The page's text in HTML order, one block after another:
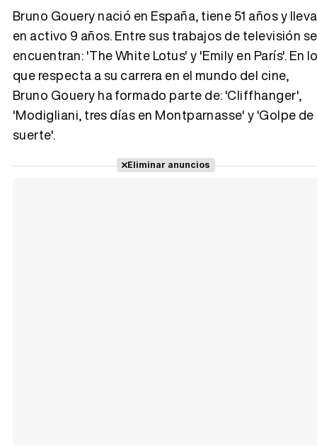
Tráiler 'Vida perra' (2026)
Bruno Gouery nació en España, tiene 51 años y lleva
en activo 9 años. Entre sus trabajos de televisión se
encuentran: 'The White Lotus' y 'Emily en París'. En
que respecta a su carrera en el mundo del cine,
Bruno Gouery ha formado parte de: 'Cliffhanger',
'Modigliani, tres días en Montparnasse' y 'Golpe de
suerte'.
Eliminar anuncios